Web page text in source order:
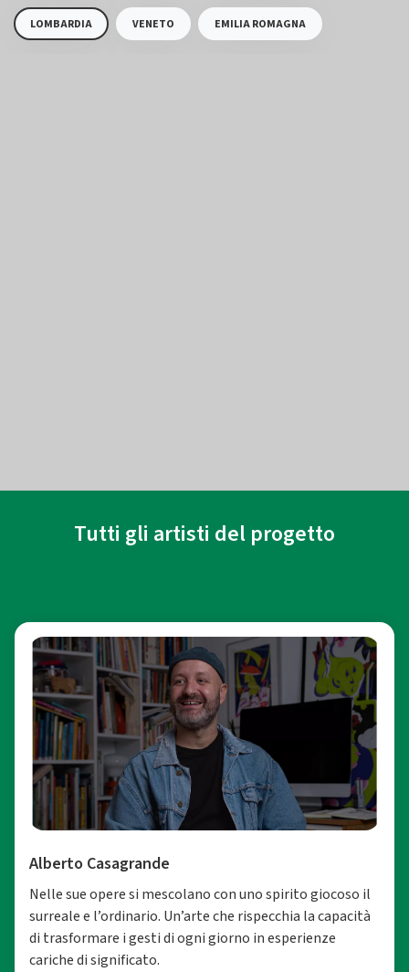
LOMBARDIA VENETO EMILIA ROMAGNA
Tutti gli artisti del progetto
Alberto Casagrande
Nelle sue opere si mescolano con uno spirito giocoso il
surreale e l’ordinario. Un’arte che rispecchia la capacità
di trasformare i gesti di ogni giorno in esperienze
cariche di significato.